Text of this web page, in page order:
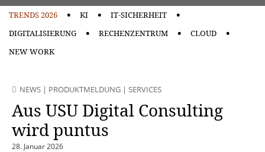
TRENDS 2026 KI
IT-SICHERHEIT
DIGITALISIERUNG
RECHENZENTRUM
CLOUD
NEW WORK
NEWS | PRODUKTMELDUNG | SERVICES
Aus USU Digital Consulting
wird puntus
28. Januar 2026